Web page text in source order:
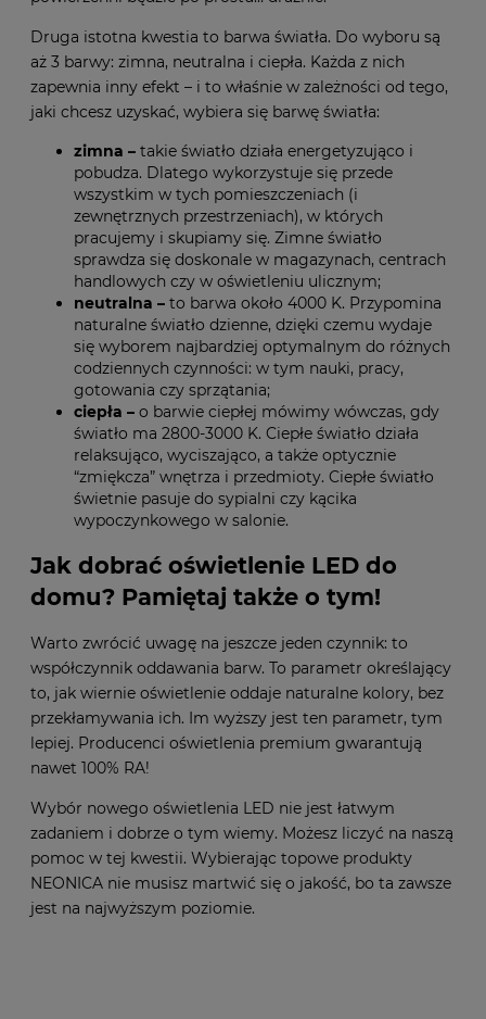
Druga istotna kwestia to barwa światła. Do wyboru są
aż 3 barwy: zimna, neutralna i ciepła. Każda z nich
zapewnia inny efekt – i to właśnie w zależności od tego,
jaki chcesz uzyskać, wybiera się barwę światła:
zimna – takie światło działa energetyzująco i
pobudza. Dlatego wykorzystuje się przede
wszystkim w tych pomieszczeniach (i
zewnętrznych przestrzeniach), w których
pracujemy i skupiamy się. Zimne światło
sprawdza się doskonale w magazynach, centrach
handlowych czy w oświetleniu ulicznym;
neutralna – to barwa około 4000 K. Przypomina
naturalne światło dzienne, dzięki czemu wydaje
się wyborem najbardziej optymalnym do różnych
codziennych czynności: w tym nauki, pracy,
gotowania czy sprzątania;
ciepła – o barwie ciepłej mówimy wówczas, gdy
światło ma 2800-3000 K. Ciepłe światło działa
relaksująco, wyciszająco, a także optycznie
“zmiękcza” wnętrza i przedmioty. Ciepłe światło
świetnie pasuje do sypialni czy kącika
wypoczynkowego w salonie.
Jak dobrać oświetlenie LED do
domu? Pamiętaj także o tym!
Warto zwrócić uwagę na jeszcze jeden czynnik: to
współczynnik oddawania barw. To parametr określający
to, jak wiernie oświetlenie oddaje naturalne kolory, bez
przekłamywania ich. Im wyższy jest ten parametr, tym
lepiej. Producenci oświetlenia premium gwarantują
nawet 100% RA!
Wybór nowego oświetlenia LED nie jest łatwym
zadaniem i dobrze o tym wiemy. Możesz liczyć na naszą
pomoc w tej kwestii. Wybierając topowe produkty
NEONICA nie musisz martwić się o jakość, bo ta zawsze
jest na najwyższym poziomie.